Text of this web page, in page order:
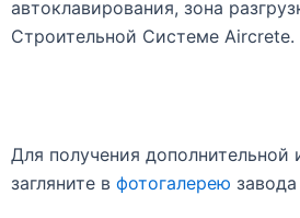
автоклавирования, зона
Строительной Системе Aircrete.
Для получения
загляните в фотогалерею